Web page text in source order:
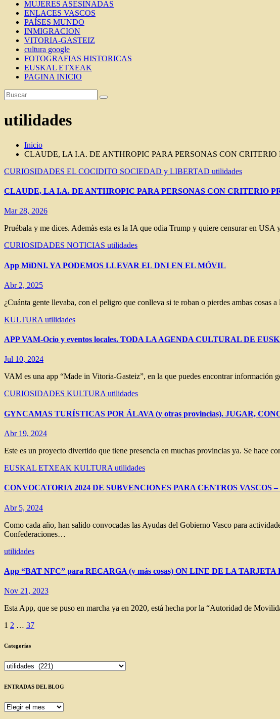
MUJERES ASESINADAS
ENLACES VASCOS
PAÍSES MUNDO
INMIGRACION
VITORIA-GASTEIZ
cultura google
FOTOGRAFIAS HISTORICAS
EUSKAL ETXEAK
PAGINA INICIO
utilidades
Inicio
CLAUDE, LA I.A. DE ANTHROPIC PARA PERSONAS CON CRITERIO
CURIOSIDADES EL COCIDITO SOCIEDAD y LIBERTAD utilidades
CLAUDE, LA I.A. DE ANTHROPIC PARA PERSONAS CON CRITERIO
Mar 28, 2026
Pruébala y me dices. Ademàs esta es la IA que odia Trump y quiere censurar en
CURIOSIDADES NOTICIAS utilidades
App MiDNI. YA PODEMOS LLEVAR EL DNI EN EL MÓVIL
Abr 2, 2025
¿Cuánta gente llevaba, con el peligro que conlleva si te roban o pierdes ambas
KULTURA utilidades
APP VAM-Ocio y eventos locales. TODA LA AGENDA CULTURAL DE
Jul 10, 2024
VAM es una app “Made in Vitoria-Gasteiz”, en la que puedes encontrar
CURIOSIDADES KULTURAutilidades
GYNCAMAS TURÍSTICAS POR ÁLAVA (y otras provincias). JUGAR,
Abr 19, 2024
Este es un proyecto divertido que tiene presencia en muchas provincias ya. Se hace
EUSKAL ETXEAK KULTURA utilidades
CONVOCATORIA 2024 DE SUBVENCIONES PARA CENTROS VASCOS
Abr 5, 2024
Como cada año, han salido convocadas las Ayudas del Gobierno Vasco para
Confederaciones…
utilidades
App “BAT NFC” para RECARGA (y más cosas) ON LINE DE LA
Nov 21, 2023
Esta App, que se puso en marcha ya en 2020, está hecha por la “Autoridad de
Paginación
de
1 2 … 37
Categorías
Categorías
ENTRADAS DEL BLOG
ENTRADAS